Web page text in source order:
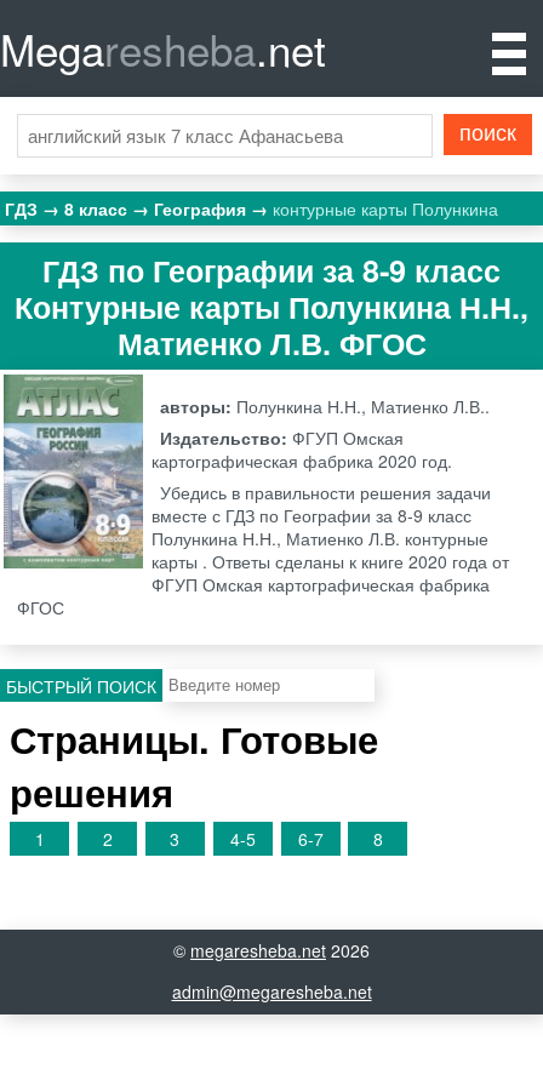
Megaresheba.net
ГДЗ 8 класс География контурные карты Полункина
ГДЗ по Географии за 8‐9 класс
Контурные карты Полункина Н.Н.,
Матиенко Л.В. ФГОС
авторы: Полункина Н.Н., Матиенко Л.В..
Издательство:ФГУП Омская
картографическая фабрика 2020 год.
Убедись в правильности решения задачи
вместе с ГДЗ по Географии за 8‐9 класс
Полункина Н.Н., Матиенко Л.В. контурные
карты . Ответы сделаны к книге 2020 года от
ФГУП Омская картографическая фабрика
ФГОС
БЫСТРЫЙ ПОИСК
Страницы. Готовые
решения
1 2 3 4-5 6-7 8
© megaresheba.net 2026
admin@megaresheba.net